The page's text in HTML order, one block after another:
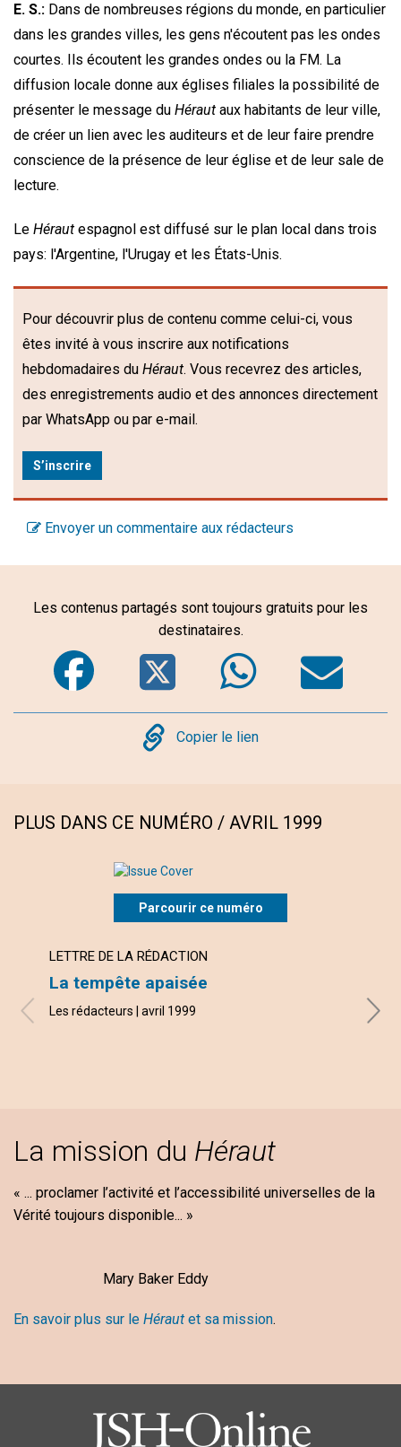
E. S.: Dans de nombreuses régions du monde, en particulier
dans les grandes villes, les gens n'écoutent pas les ondes
courtes. Ils écoutent les grandes ondes ou la FM. La
diffusion locale donne aux églises filiales la possibilité de
présenter le message du Héraut aux habitants de leur ville,
de créer un lien avec les auditeurs et de leur faire prendre
conscience de la présence de leur église et de leur sale de
lecture.
Le Héraut espagnol est diffusé sur le plan local dans trois
pays: l'Argentine, l'Urugay et les États-Unis.
Pour découvrir plus de contenu comme celui-ci, vous
êtes invité à vous inscrire aux notifications
hebdomadaires du Héraut. Vous recevrez des articles,
des enregistrements audio et des annonces directement
par WhatsApp ou par e-mail.
S’inscrire
Envoyer un commentaire aux rédacteurs
Les contenus partagés sont toujours gratuits pour les
destinataires.
Facebook
Twitter
Copy
Copier le lien
PLUS DANS CE NUMÉRO / AVRIL 1999
Parcourir ce numéro
LETTRE DE LA RÉDACTION
La tempête apaisée
Les rédacteurs | avril 1999
La mission du Héraut
« ... proclamer l’activité et l’accessibilité universelles de la
Vérité toujours disponible... »
Mary Baker Eddy
En savoir plus sur le Héraut et sa mission.